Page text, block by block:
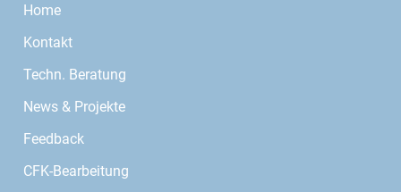
Home
Kontakt
Techn. Beratung
News & Projekte
Feedback
CFK-Bearbeitung